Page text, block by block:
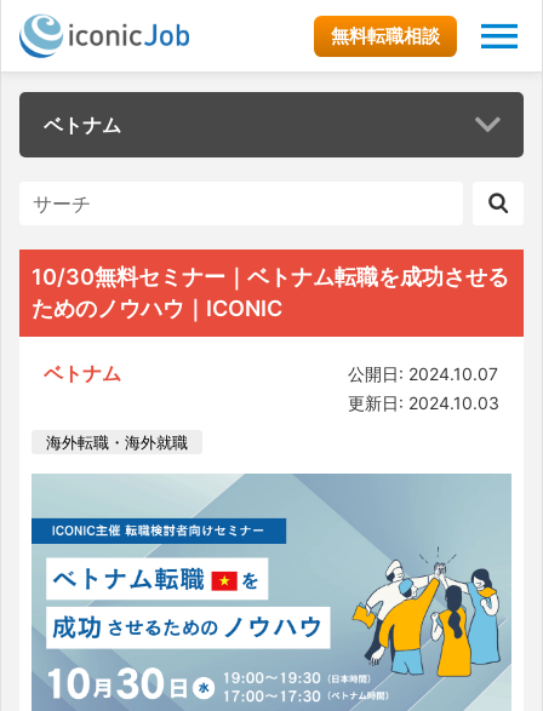
無料転職相談
ベトナム
10/30無料セミナー｜ベトナム転職を成功させる
ためのノウハウ｜ICONIC
ベトナム
公開日: 2024.10.07
更新日: 2024.10.03
海外転職・海外就職